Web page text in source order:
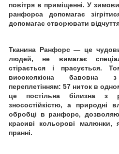
повітря в приміщенні. У
ранфорса допомагає
допомагає створювати
Тканина Ранфорс ― це
людей, не вимагає
стірається і
високоякісна бавовна
переплетінням: 57 ниток в
це постільна білизна з
зносостійкістю, а природні
обробці в ранфорс,
красиві кольорові малюнки,
пранні.